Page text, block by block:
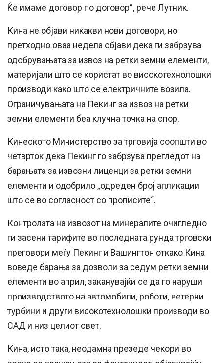
Ќе имаме договор по договор“, рече Лутник.
Кина не објави никакви нови договори, но
претходно оваа недела објави дека ги забрзува
одобрувањата за извоз на ретки земни елементи,
материјали што се користат во високотехнолошки
производи како што се електричните возила.
Ограничувањата на Пекинг за извоз на ретки
земни елементи беа клучна точка на спор.
Кинеското Министерство за трговија соопшти во
четврток дека Пекинг го забрзува прегледот на
барањата за извозни лиценци за ретки земни
елементи и одобрило „одреден број апликации
што се во согласност со прописите“.
Контролата на извозот на минералите очигледно
ги засени тарифите во последната рунда трговски
преговори меѓу Пекинг и Вашингтон откако Кина
воведе барања за дозволи за седум ретки земни
елементи во април, заканувајќи се да го наруши
производството на автомобили, роботи, ветерни
турбини и други високотехнолошки производи во
САД и низ целиот свет.
Кина, исто така, неодамна презеде чекори во